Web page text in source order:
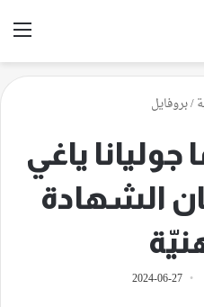
/بروفايل
52 عامًا جوليانا ياغي
الشهادة
2024-06-27